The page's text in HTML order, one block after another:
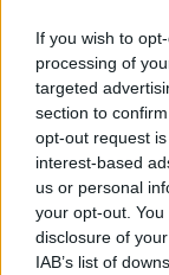
If you wish to
processing of
targeted
section to
opt-out request
interest-based
us or personal
your opt-out.
disclosure of
IAB’s list of
Ελλήνωνοδηγών
αποκοιμηθεί
στους2 στους
να έχει- σε